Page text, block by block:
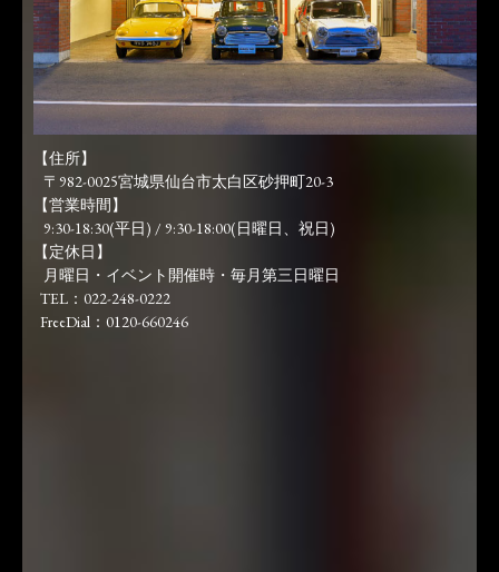
【住所】
〒982-0025宮城県仙台市太白区砂押町20-3
【営業時間】
9:30-18:30(平日) / 9:30-18:00(日曜日、祝日)
【定休日】
月曜日・イベント開催時・毎月第三日曜日
TEL：022-248-0222
FreeDial：0120-660246